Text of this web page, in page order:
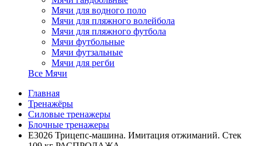
Мячи для водного поло
Мячи для пляжного волейбола
Мячи для пляжного футбола
Мячи футбольные
Мячи футзальные
Мячи для регби
Все Мячи
Главная
Тренажёры
Силовые тренажеры
Блочные тренажеры
E3026 Трицепс-машина. Имитация отжиманий. Стек